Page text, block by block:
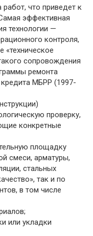
работ, что приведет к
эффективная
технологии —
контроля,
«техническое
сопровождения
ремонта
МБРР (1997-
проверку,
конкретные
площадку
смеси, арматуры,
стальных
так и по
в том числе
или укладки